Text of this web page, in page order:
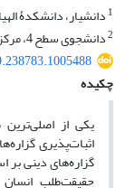
1دانشیار، دانشکدۀ
2دانشجوی سطح 4، مرکز مطالعات اسلامی، حوزۀ علمیۀ قم، قم، ایران
چکیده
یکی از
اثبات‌پذیری
گزاره‌های دینی
حقیقت‌طلب